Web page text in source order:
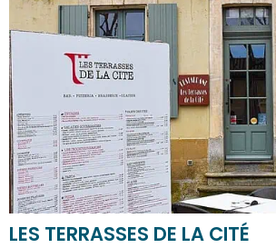
LES TERRASSES DE LA CITÉ